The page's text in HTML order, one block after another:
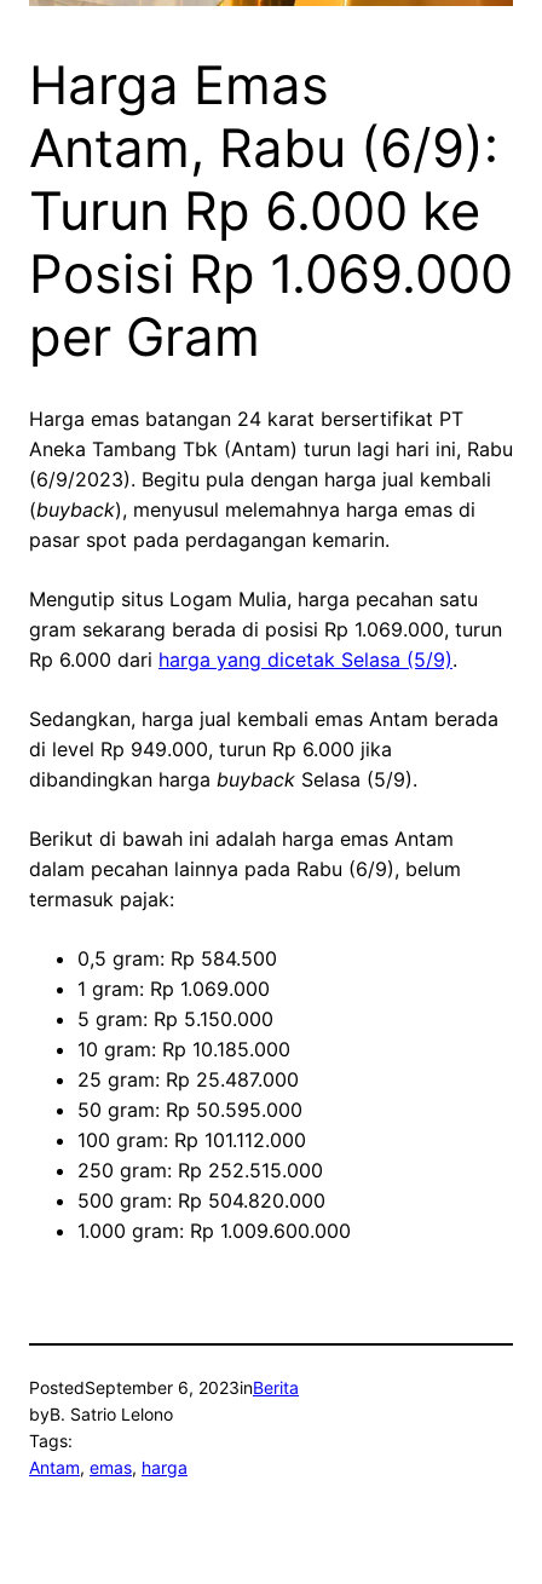
Harga Emas
Antam, Rabu (6/9):
Turun Rp 6.000 ke
Posisi Rp 1.069.000
per Gram
Harga emas batangan 24 karat bersertifikat PT
Aneka Tambang Tbk (Antam) turun lagi hari ini, Rabu
(6/9/2023). Begitu pula dengan harga jual kembali
(buyback), menyusul melemahnya harga emas di
pasar spot pada perdagangan kemarin.
Mengutip situs Logam Mulia, harga pecahan satu
gram sekarang berada di posisi Rp 1.069.000, turun
Rp 6.000 dari harga yang dicetak Selasa (5/9).
Sedangkan, harga jual kembali emas Antam berada
di level Rp 949.000, turun Rp 6.000 jika
dibandingkan harga buyback Selasa (5/9).
Berikut di bawah ini adalah harga emas Antam
dalam pecahan lainnya pada Rabu (6/9), belum
termasuk pajak:
0,5 gram: Rp 584.500
1 gram: Rp 1.069.000
5 gram: Rp 5.150.000
10 gram: Rp 10.185.000
25 gram: Rp 25.487.000
50 gram: Rp 50.595.000
100 gram: Rp 101.112.000
250 gram: Rp 252.515.000
500 gram: Rp 504.820.000
1.000 gram: Rp 1.009.600.000
PostedSeptember 6, 2023inBerita
byB. Satrio Lelono
Tags:
Antam, emas, harga